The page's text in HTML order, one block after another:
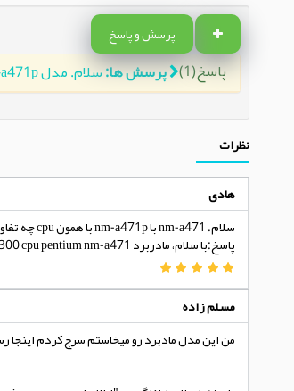
پرسش و پاسخ
پرسش ها:سلام. مدل nm-a471p با nm-a471 چه تفاوتی دارد؟(با همان cpu) پاسخ(1)
نظرات
هادی
سلام. nm-a471 با nm-a471p با همون cpu چه تفاوتی دارند؟
پاسخ:با سلام، مادربرد Ideapad 300 cpu pentium nm-a471 با Ideapad 300 cpu pentium nm-a471p تفاوتی ندارند و با یکدیگر سازگار می باشند.
مسلم زاده
من این مدل مادبرد رو میخاستم سرچ کردم اینجا